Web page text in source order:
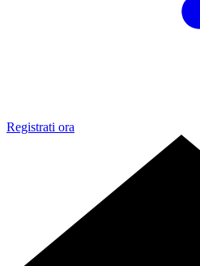
Registrati ora